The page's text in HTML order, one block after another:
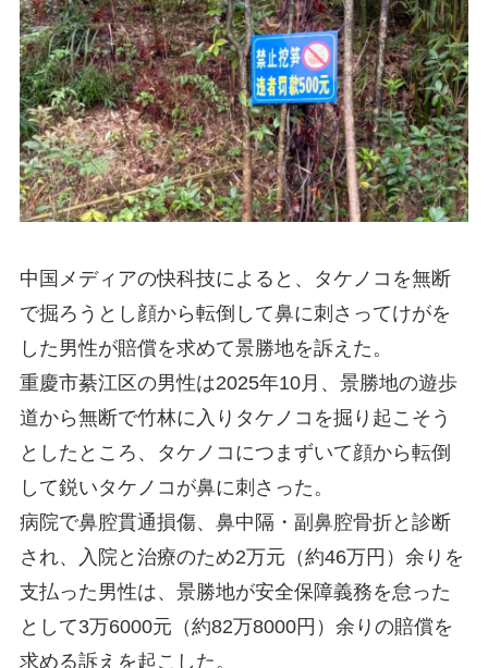
中国メディアの快科技によると、タケノコを無断
で掘ろうとし顔から転倒して鼻に刺さってけがを
した男性が賠償を求めて景勝地を訴えた。
重慶市綦江区の男性は2025年10月、景勝地の遊歩
道から無断で竹林に入りタケノコを掘り起こそう
としたところ、タケノコにつまずいて顔から転倒
して鋭いタケノコが鼻に刺さった。
病院で鼻腔貫通損傷、鼻中隔・副鼻腔骨折と診断
され、入院と治療のため2万元（約46万円）余りを
支払った男性は、景勝地が安全保障義務を怠った
として3万6000元（約82万8000円）余りの賠償を
求める訴えを起こした。